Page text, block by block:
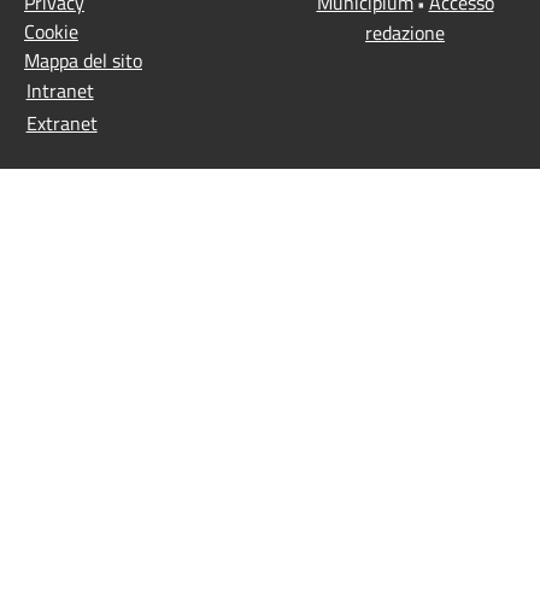
Cookie
Mappa del sito
Intranet
Extranet
redazione